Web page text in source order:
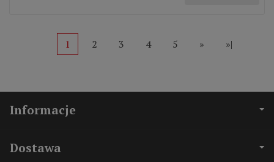
1 2 3 4 5 » »|
Informacje
Dostawa